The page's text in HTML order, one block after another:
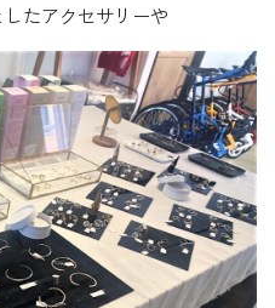
たアクセサリーや